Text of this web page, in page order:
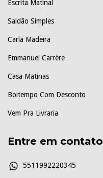
Escrita Matinal
Saldão Simples
Carla Madeira
Emmanuel Carrère
Casa Matinas
Boitempo Com Desconto
Vem Pra Livraria
Entre em contato
5511992220345